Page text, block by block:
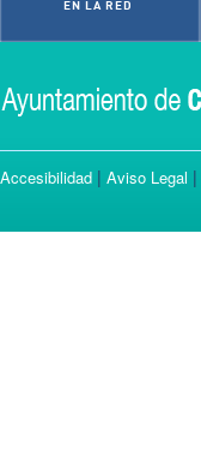
EN LA RED
Accesibilidad | Aviso Legal |